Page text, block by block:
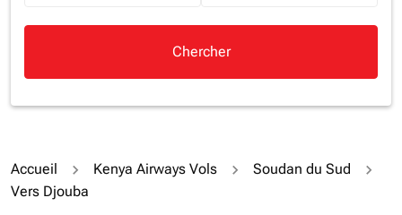
Chercher
Accueil Kenya Airways Vols
Soudan du Sud
Vers Djouba